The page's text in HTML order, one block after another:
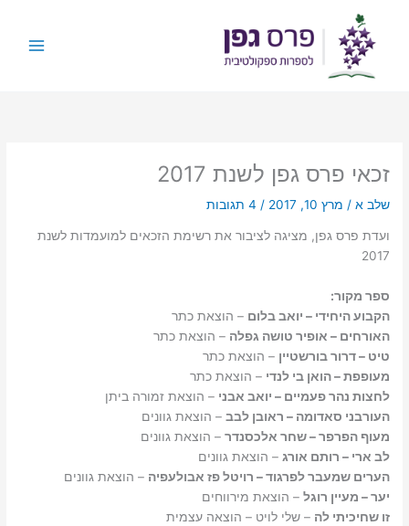
זכאי פרס גפן לשנת 2017
שלב א / מרץ 10, 2017 / 4 תגובות
ועדת פרס גפן, מציגה לציבור את רשימת הזכאים למועמדות לשנת
2017
ספר מקור:
הקבוע היחידי – יואב בלום – הוצאת כתר
האורחים – אופיר טושה גפלה – הוצאת כתר
טיט – דרור בורשטיין – הוצאת כתר
מעופפת – הואן בי לנדי – הוצאת כתר
לחצות נהר פעמיים – יואב אבני – הוצאת זמורה ביתן
העורבני סאדומה – ראובן לבב – הוצאת גוונים
מעוף הפרפר – שחר אלכסנדר – הוצאת גוונים
לב ארי – רותם אורג – הוצאת גוונים
הערים שמעבר לפרגוד – רויטל פז אבולעפיה – הוצאת גוונים
יער – מעיין רוגל – הוצאת מירווחים
זו שחיכיתי לה – שלי לויט – הוצאה עצמית